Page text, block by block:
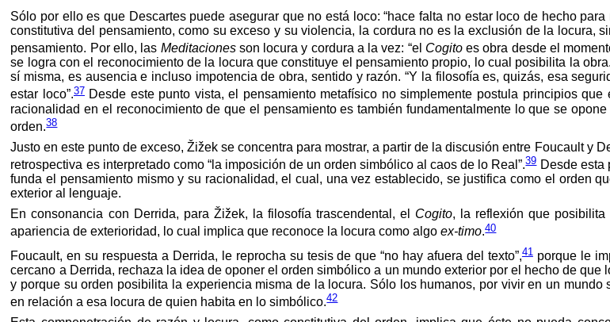
Sólo por ello es que Descartes puede asegurar que no está loco: “hace falta no estar loco de hecho
constitutiva del pensamiento, como su exceso y su violencia, la cordura no es la exclusión de la locura,
pensamiento. Por ello, las Meditacionesson locura y cordura a la vez: “el Cogitoes obra desde el
se logra con el reconocimiento de la locura que constituye el pensamiento propio, lo cual posibilita la
sí misma, es ausencia e incluso impotencia de obra, sentido y razón. “Y la filosofía es, quizás, esa
estar loco”.37Desde este punto vista, el pensamiento metafísico no simplemente postula principios
racionalidad en el reconocimiento de que el pensamiento es también fundamentalmente lo que se
orden.38
Justo en este punto de exceso, Žižek se concentra para mostrar, a partir de la discusión entre Foucault y
retrospectiva es interpretado como “la imposición de un orden simbólico al caos de lo Real”.39Desde esta
funda el pensamiento mismo y su racionalidad, el cual, una vez establecido, se justifica como el orden
exterior al lenguaje.
En consonancia con Derrida, para Žižek, la filosofía trascendental, el Cogito, la reflexión que
apariencia de exterioridad, lo cual implica que reconoce la locura como algoex-timo.40
Foucault, en su respuesta a Derrida, le reprocha su tesis de que “no hay afuera del texto”,41porque le
cercano a Derrida, rechaza la idea de oponer el orden simbólico a un mundo exterior por el hecho de
y porque su orden posibilita la experiencia misma de la locura. Sólo los humanos, por vivir en un
en relación a esa locura de quien habita en lo simbólico.42